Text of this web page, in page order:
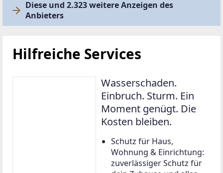
Diese und 2.323 weitere Anzeigen des
Anbieters
Hilfreiche Services
Wasserschaden.
Einbruch. Sturm. Ein
Moment genügt. Die
Kosten bleiben.
Schutz für Haus,
Wohnung & Einrichtung:
zuverlässiger Schutz für